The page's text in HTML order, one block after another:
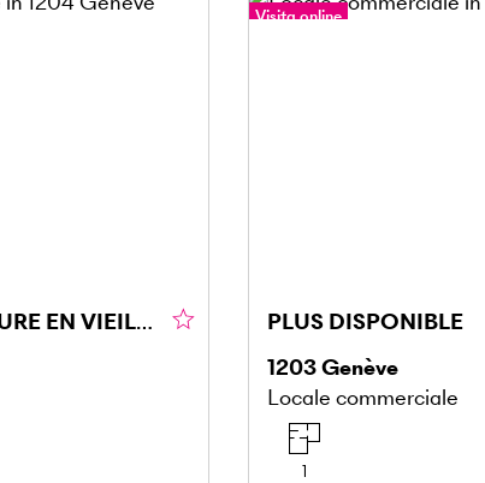
SALON DE COIFFURE EN VIEILLE VILLE
Visita online
PLUS DISPONIBLE
1203Genève
Locale commerciale
1